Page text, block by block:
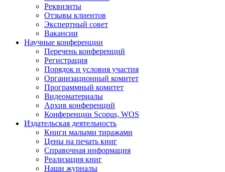
Реквизиты
Отзывы клиентов
Экспертный совет
Вакансии
Научные конференции
Перечень конференций
Регистрация
Порядок и условия участия
Организационный комитет
Программный комитет
Видеоматериалы
Архив конференций
Конференции Scopus, WOS
Издательская деятельность
Книги малыми тиражами
Цены на печать книг
Справочная информация
Реализация книг
Наши журналы